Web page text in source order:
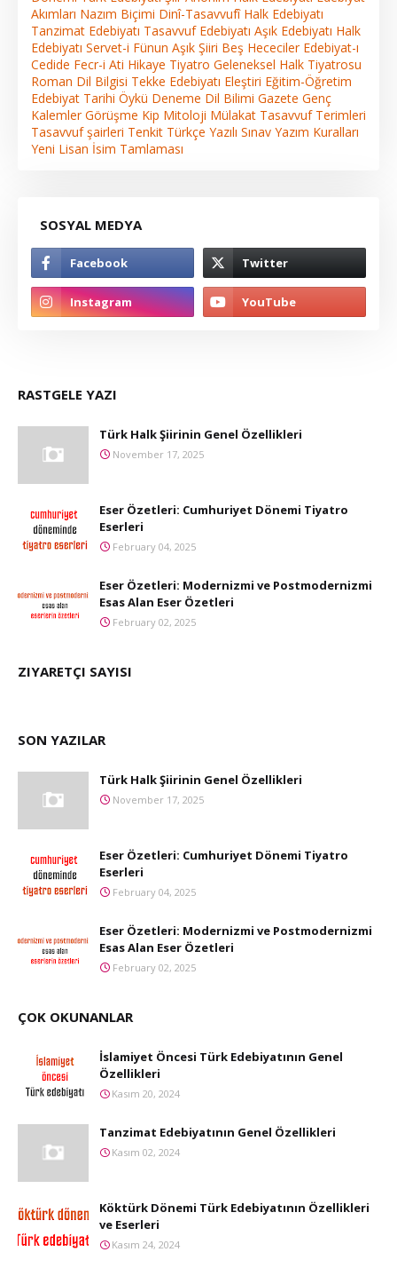
Akımları Nazım Biçimi Dinî-Tasavvufî Halk Edebiyatı
Tanzimat Edebiyatı Tasavvuf Edebiyatı Aşık Edebiyatı Halk
Edebiyatı Servet-i Fünun Aşık Şiiri Beş Hececiler Edebiyat-ı
Cedide Fecr-i Ati Hikaye Tiyatro Geleneksel Halk Tiyatrosu
Roman Dil Bilgisi Tekke Edebiyatı Eleştiri Eğitim-Öğretim
Edebiyat Tarihi Öykü Deneme Dil Bilimi Gazete Genç
Kalemler Görüşme Kip Mitoloji Mülakat Tasavvuf Terimleri
Tasavvuf şairleri Tenkit Türkçe Yazılı Sınav Yazım Kuralları
Yeni Lisan İsim Tamlaması
SOSYAL MEDYA
RASTGELE YAZI
Türk Halk Şiirinin Genel Özellikleri
November 17, 2025
Eser Özetleri: Cumhuriyet Dönemi Tiyatro
Eserleri
February 04, 2025
Eser Özetleri: Modernizmi ve Postmodernizmi
Esas Alan Eser Özetleri
February 02, 2025
ZIYARETÇI SAYISI
SON YAZILAR
Türk Halk Şiirinin Genel Özellikleri
November 17, 2025
Eser Özetleri: Cumhuriyet Dönemi Tiyatro
Eserleri
February 04, 2025
Eser Özetleri: Modernizmi ve Postmodernizmi
Esas Alan Eser Özetleri
February 02, 2025
ÇOK OKUNANLAR
İslamiyet Öncesi Türk Edebiyatının Genel
Özellikleri
Kasım 20, 2024
Tanzimat Edebiyatının Genel Özellikleri
Kasım 02, 2024
Köktürk Dönemi Türk Edebiyatının Özellikleri
ve Eserleri
Kasım 24, 2024